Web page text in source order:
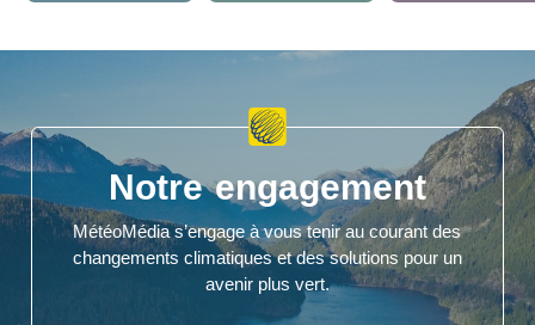
Notre engagement
MétéoMédia s’engage à vous tenir au courant des
changements climatiques et des solutions pour un
avenir plus vert.